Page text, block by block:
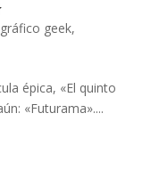
geek,
épica, «El quinto
«Futurama»....